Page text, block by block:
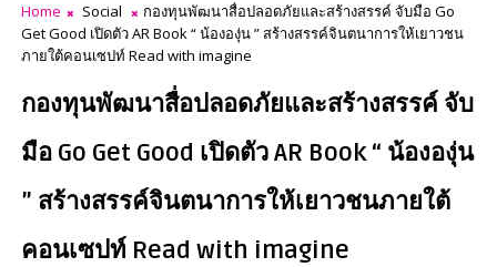
Home Social
กองทุนพัฒนาสื่อปลอดภัยและสร้างสรรค์ จับมือ Go
Get Good เปิดตัว AR Book “ น้ององุ่น ” สร้างสรรค์จินตนาการให้เยาวชน
ภายใต้คอนเซปท์ Read with imagine
กองทุนพัฒนาสื่อปลอดภัยและสร้างสรรค์ จับ
มือ Go Get Good เปิดตัว AR Book “ น้ององุ่น
” สร้างสรรค์จินตนาการให้เยาวชนภายใต้
คอนเซปท์ Read with imagine